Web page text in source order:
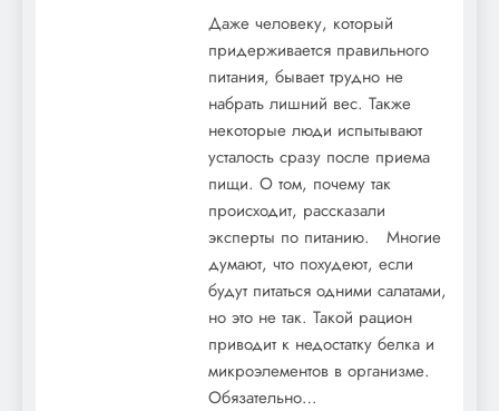
Даже человеку, который
придерживается правильного
питания, бывает трудно не
набрать лишний вес. Также
некоторые люди испытывают
усталость сразу после приема
пищи. О том, почему так
происходит, рассказали
эксперты по питанию. Многие
думают, что похудеют, если
будут питаться одними салатами,
но это не так. Такой рацион
приводит к недостатку белка и
микроэлементов в организме.
Обязательно…